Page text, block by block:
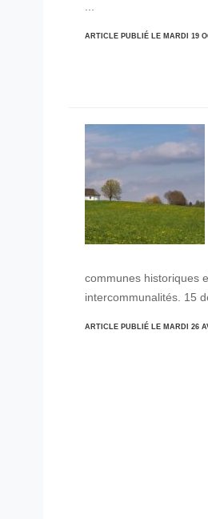
...
ARTICLE PUBLIÉ LE MARDI 19
communes historiques
intercommunalités. 15
ARTICLE PUBLIÉ LE MARDI 26